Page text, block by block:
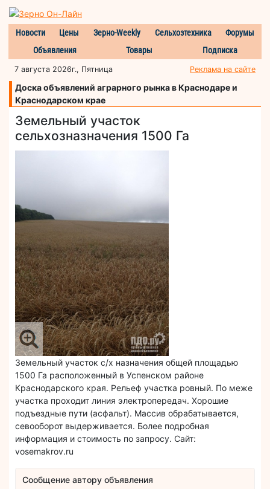
Новости Цены Зерно-Weekly Сельхозтехника
Форумы
Объявления
Товары Подписка
7 августа 2026г., Пятница Реклама на сайте
Доска объявлений аграрного рынка в Краснодаре и
Краснодарском крае
Земельный участок
сельхозназначения 1500 Га
Земельный участок с/х назначения общей площадью
1500 Га расположенный в Успенском районе
Краснодарского края. Рельеф участка ровный. По меже
участка проходит линия электропередач. Хорошие
подъездные пути (асфальт). Массив обрабатывается,
севооборот выдерживается. Более подробная
информация и стоимость по запросу. Сайт:
vosemakrov.ru
Сообщение автору объявления